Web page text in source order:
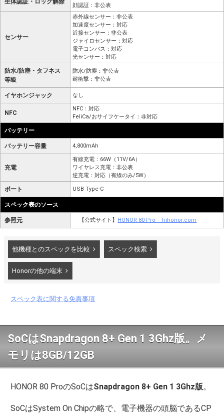
生体認証・ロック解除
顔認証：非公表
センサー
赤外線センサー：非公表
加速度センサー：対応
近接センサー：非公表
ジャイロセンサー：対応
電子コンパス：対応
光センサー：対応
防水/防塵・タフネス
等級
防水/防塵：非公表
耐衝撃：非公表
イヤホンジャック なし
NFC
NFC：対応
FeliCa/おサイフケータイ：非対応
バッテリー
バッテリー容量 4,800mAh
充電
有線充電：66W（11V/6A）
ワイヤレス充電：非公表
逆充電：対応（有線のみ/5W）
ポート USB Type-C
スペック表のソース
参照元 【公式サイト】 HONOR 80 Pro – hihonor.com
他機種とのスペックを比較 スペック検索
Honorの他の端末
スペック表に関する免責事項
SoCはSnapdragon 8+ Gen 1 3Ghz版。メ
モリは8GB/12GB
HONOR 80 ProのSoCはSnapdragon 8+ Gen 1 3Ghz版。
SoCはSystem On Chipの略で、電子機器の頭脳であるCP